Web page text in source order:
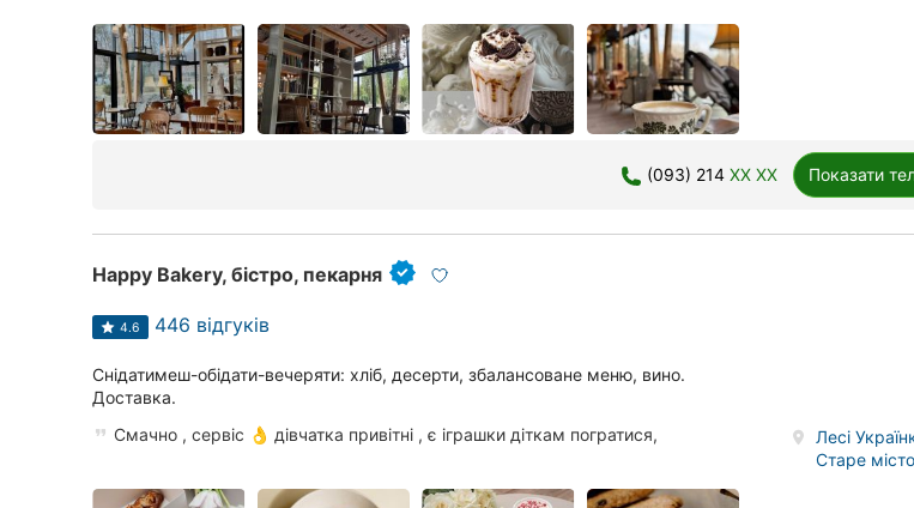
Дніпро
Кривий Ріг
Херсон
Чернігів
Черкаси
Чернівці
(093) 214 XX XX Показати
Happy Bakery, бістро, пекарня
4.6 446 відгуків
Снідатимеш-обідати-вечеряти: хліб, десерти, збалансоване меню, вино.
Доставка.
Смачно , сервіс 👌 дівчатка привітні , є іграшки діткам погратися,
Лесі
Старе місто